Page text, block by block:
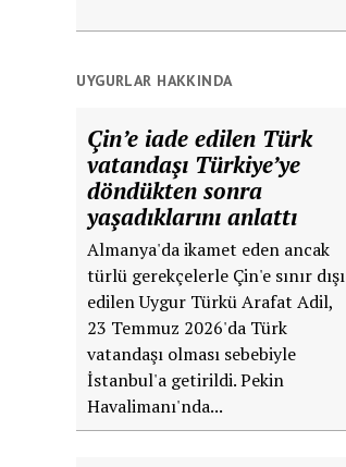
UYGURLAR HAKKINDA
Çin’e iade edilen Türk
vatandaşı Türkiye’ye
döndükten sonra
yaşadıklarını anlattı
Almanya'da ikamet eden ancak
türlü gerekçelerle Çin'e sınır dışı
edilen Uygur Türkü Arafat Adil,
23 Temmuz 2026'da Türk
vatandaşı olması sebebiyle
İstanbul'a getirildi. Pekin
Havalimanı'nda...